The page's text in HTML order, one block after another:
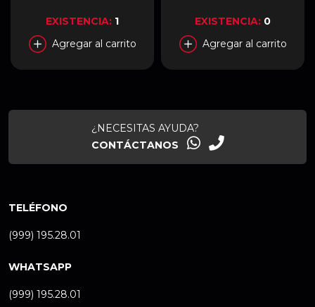
EXISTENCIA: 1
Agregar al carrito
EXISTENCIA: 0
Agregar al carrito
¿NECESITAS AYUDA?
CONTÁCTANOS
TELÉFONO
(999) 195.28.01
WHATSAPP
(999) 195.28.01